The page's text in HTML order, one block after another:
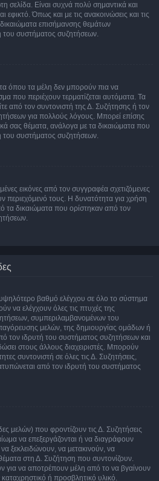
σελίδα. Είναι συχνά πολύ σημαντικά και
εφικτό. Όπως και με τις ανακοινώσεις και τις
δικαιώματα επισήμανσης θεμάτων
του συστήματος συζητήσεων.
όπου τα μέλη δεν μπορούν πια να
που περιέχουν τερματίζεται αυτόματα. Τα
από τον συντονιστή της Δ. Συζήτησης ή τον
για πολλούς λόγους. Μπορεί επίσης
σας θέματα, ανάλογα με τα δικαιώματα που
του συστήματος συζητήσεων.
εικόνες από τον συγγραφέα σχετιζόμενες
περιεχόμενό τους. Η δυνατότητα για χρήση
τα δικαιώματα που ορίστηκαν από τον
υψηλότερο βαθμό ελέγχου σε όλο το σύστημα
να ελέγχουν όλες τις πτυχές της
συμπεριλαμβανομένων του
μελών, της δημιουργίας ομάδων ή
τον ιδρυτή του συστήματος συζητήσεων και
στους άλλους διαχειριστές. Μπορούν
συντονιστή σε όλες τις Δ. Συζητήσεις,
από τον ιδρυτή του συστήματος
μελών) που φροντίζουν τις Δ. Συζητήσεις
να επεξεργάζονται ή να διαγράφουν
ξεκλειδώνουν, να μετακινούν, να
στη Δ. Συζήτηση που συντονίζουν.
για να αποτρέπουν μέλη από το να βγαίνουν
ή προσβλητικό υλικό.